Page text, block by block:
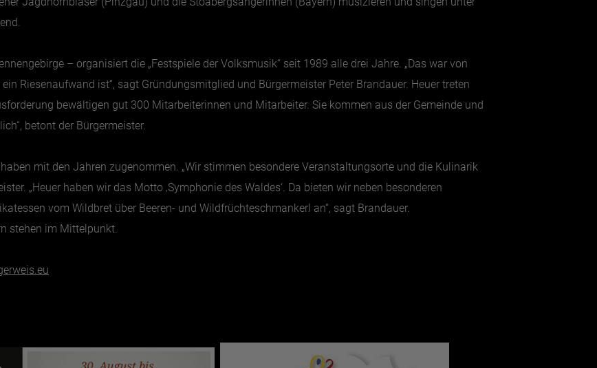
– organisiert die „Festspiele der Volksmusik“ seit 1989 alle drei Jahre. „Das war von
Riesenaufwand ist“, sagt Gründungsmitglied und Bürgermeister Peter Brandauer. Heuer treten
bewältigen gut 300 Mitarbeiterinnen und Mitarbeiter. Sie kommen aus der Gemeinde und
betont der Bürgermeister.
mit den Jahren zugenommen. „Wir stimmen besondere Veranstaltungsorte und die Kulinarik
„Heuer haben wir das Motto ‚Symphonie des Waldes‘. Da bieten wir neben besonderen
vom Wildbret über Beeren- und Wildfrüchteschmankerl an“, sagt Brandauer.
stehen im Mittelpunkt.